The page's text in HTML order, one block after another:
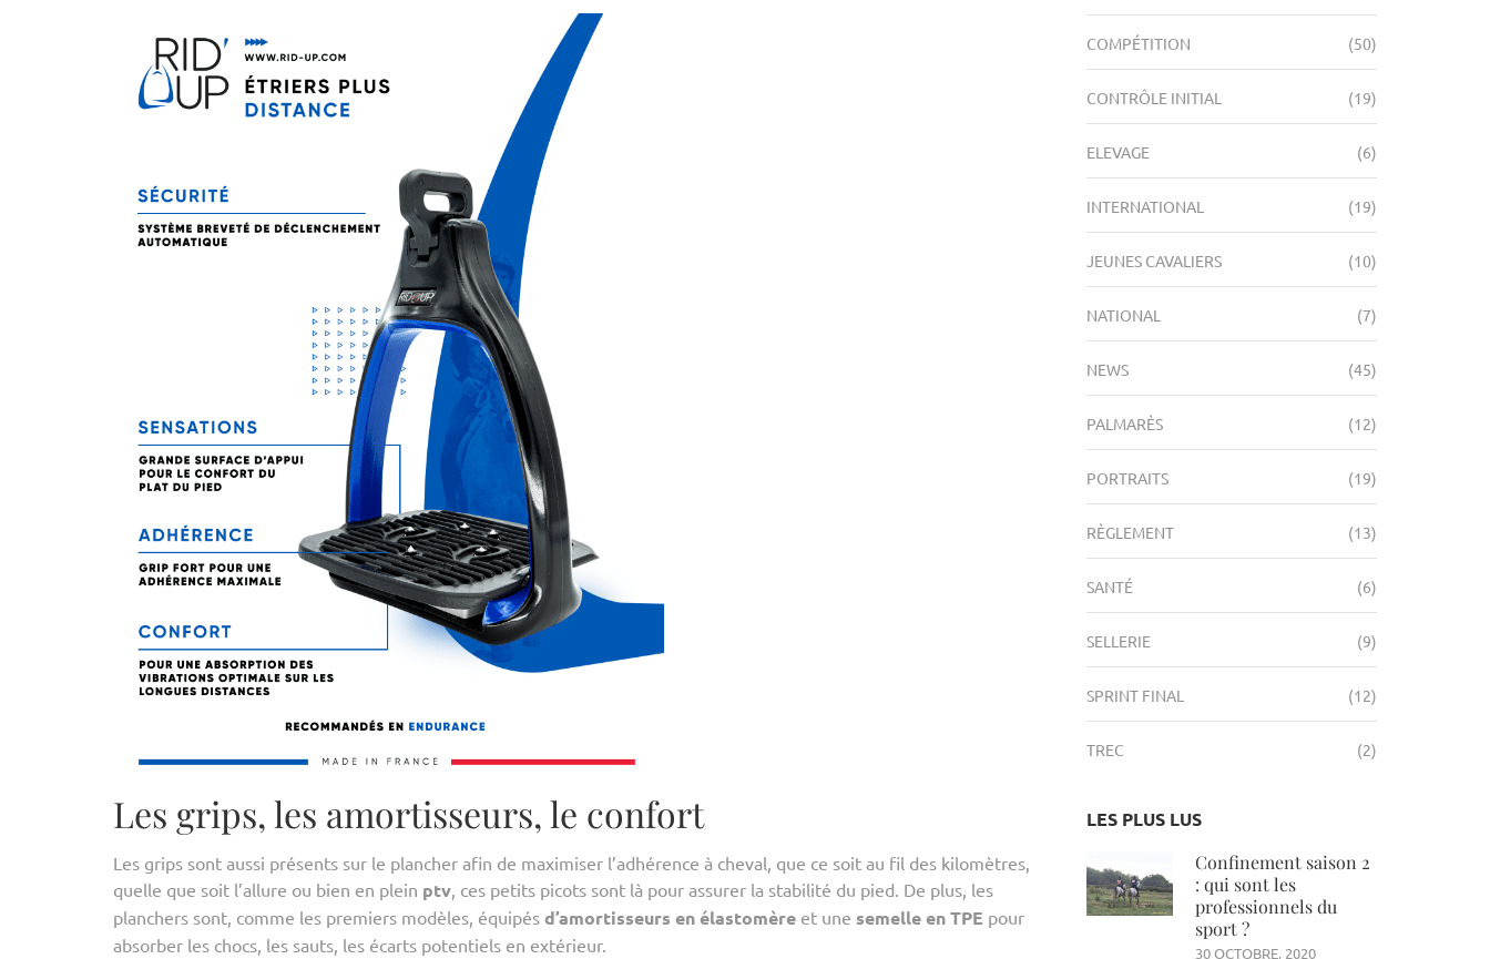
Les grips, les amortisseurs, le confort
Les grips sont aussi présents sur le plancher afin de maximiser l’adhérence à cheval, que ce soit au fil des kilomètres,
quelle que soit l’allure ou bien en plein ptv, ces petits picots sont là pour assurer la stabilité du pied. De plus, les
planchers sont, comme les premiers modèles, équipés d’amortisseurs en élastomère et une semelle en TPE pour
absorber les chocs, les sauts, les écarts potentiels en extérieur.
COMPÉTITION (50)
CONTRÔLE INITIAL (19)
ELEVAGE (6)
INTERNATIONAL (19)
JEUNES CAVALIERS (10)
NATIONAL (7)
NEWS (45)
PALMARÈS (12)
PORTRAITS (19)
RÈGLEMENT (13)
SANTÉ (6)
SELLERIE (9)
SPRINT FINAL (12)
TREC (2)
LES PLUS LUS
Confinement saison 2
: qui sont les
professionnels du
sport ?
30 OCTOBRE, 2020